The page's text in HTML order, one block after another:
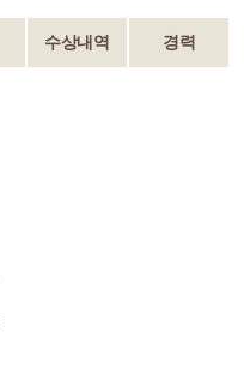
수상내역 경력